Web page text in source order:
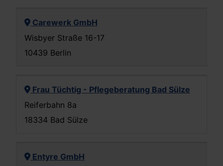
Carewerk GmbH
Wisbyer Straße 16-17
10439 Berlin
Frau Tüchtig - Pflegeberatung Bad Sülze
Reiferbahn 8a
18334 Bad Sülze
Entyre GmbH